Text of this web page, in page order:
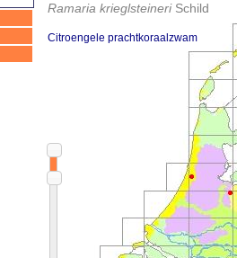
Ramaria krieglsteineri Schild
Citroengele prachtkoraalzwam